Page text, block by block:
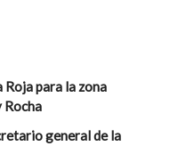
para la zona
Rocha
general de la